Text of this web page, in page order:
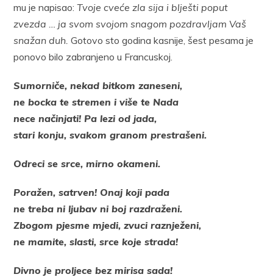
mu je napisao:Tvoje cveće zla sija i blješti poput
zvezda … ja svom svojom snagom pozdravljam Vaš
snažan duh. Gotovo sto godina kasnije, šest pesama je
ponovo bilo zabranjeno u Francuskoj.
Sumorniče, nekad bitkom zaneseni,
ne bocka te stremen i više te Nada
nece načinjati! Pa lezi od jada,
stari konju, svakom granom prestrašeni.
Odreci se srce, mirno okameni.
Poražen, satrven! Onaj koji pada
ne treba ni ljubav ni boj razdraženi.
Zbogom pjesme mjedi, zvuci raznježeni,
ne mamite, slasti, srce koje strada!
Divno je proljece bez mirisa sada!